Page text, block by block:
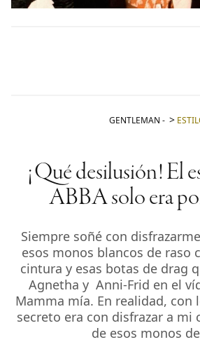
GENTLEMAN -
¡Qué desilusión! El
ABBA solo era
Siempre soñé con
esos monos blancos de raso
cintura y esas botas de drag
Agnetha y Anni-Frid en el
Mamma mía. En realidad, con
secreto era con disfrazar a mi
de esos monos